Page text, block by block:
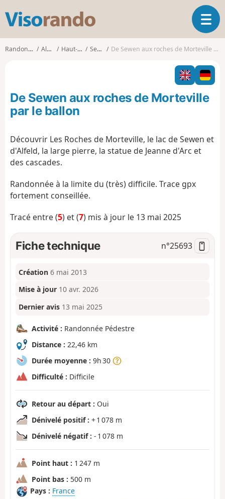
s
o
o
O
u
v
i
r
l
a
i
Randonnées Alsace Haut-Rhin Sewen De Sewen aux roches de Morteville par le ballon
De Sewen aux roches de Morteville
par le ballon
Découvrir Les Roches de Morteville, le lac de Sewen et
d'Alfeld, la large pierre, la statue de Jeanne d'Arc et
des cascades.
Randonnée à la limite du (très) difficile. Trace gpx
fortement conseillée.
Tracé entre (5) et (7) mis à jour le 13 mai 2025
Fiche technique n°25693
Création 6 mai 2013
Mise à jour 10 avr. 2026
Dernier avis 13 mai 2025
Activité : Randonnée Pédestre
Distance : 22,46 km
Durée moyenne : 9h 30
Difficulté : Difficile
Retour au départ : Oui
Dénivelé positif : + 1 078 m
Dénivelé négatif : - 1 078 m
Point haut : 1 247 m
Point bas : 500 m
Pays : France